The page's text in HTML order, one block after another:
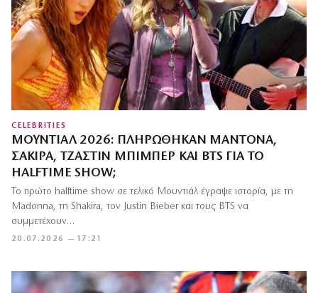
CELEBRITIES
ΜΟΥΝΤΙΆΛ 2026: ΠΛΗΡΏΘΗΚΑΝ ΜΑΝΤΌΝΑ,
ΣΑΚΊΡΑ, ΤΖΆΣΤΙΝ ΜΠΊΜΠΕΡ ΚΑΙ BTS ΓΙΑ ΤΟ
HALFTIME SHOW;
20.07.2026 — 17:21
Το πρώτο halftime show σε τελικό Μουντιάλ έγραψε ιστορία, με τη
Madonna, τη Shakira, τον Justin Bieber και τους BTS να
συμμετέχουν…